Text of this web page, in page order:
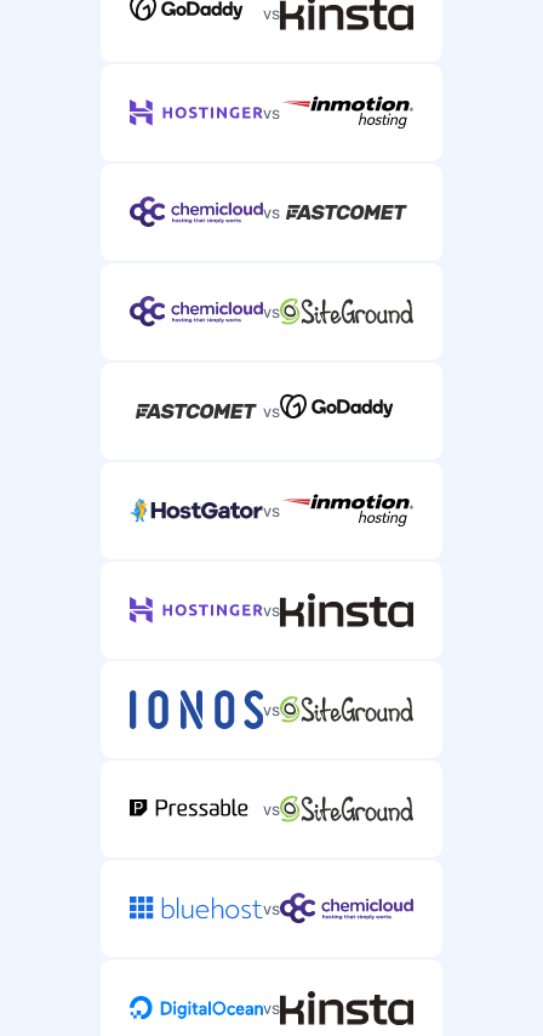
vs
vs
vs
vs
vs
vs
vs
vs
vs
vs
vs